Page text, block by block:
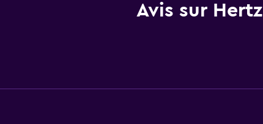
Avis sur Hertz